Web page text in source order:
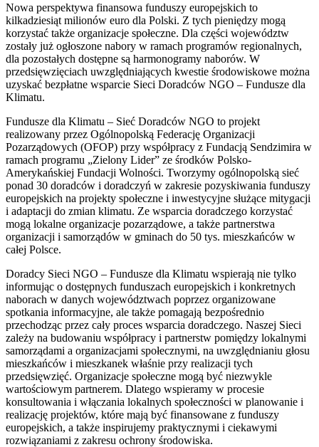
Nowa perspektywa finansowa funduszy europejskich to
kilkadziesiąt milionów euro dla Polski. Z tych pieniędzy mogą
korzystać także organizacje społeczne. Dla części województw
zostały już ogłoszone nabory w ramach programów regionalnych,
dla pozostałych dostępne są harmonogramy naborów. W
przedsięwzięciach uwzględniających kwestie środowiskowe można
uzyskać bezpłatne wsparcie Sieci Doradców NGO – Fundusze dla
Klimatu.
Fundusze dla Klimatu – Sieć Doradców NGO to projekt
realizowany przez Ogólnopolską Federację Organizacji
Pozarządowych (OFOP) przy współpracy z Fundacją Sendzimira w
ramach programu „Zielony Lider” ze środków Polsko-
Amerykańskiej Fundacji Wolności. Tworzymy ogólnopolską sieć
ponad 30 doradców i doradczyń w zakresie pozyskiwania funduszy
europejskich na projekty społeczne i inwestycyjne służące mitygacji
i adaptacji do zmian klimatu. Ze wsparcia doradczego korzystać
mogą lokalne organizacje pozarządowe, a także partnerstwa
organizacji i samorządów w gminach do 50 tys. mieszkańców w
całej Polsce.
Doradcy Sieci NGO – Fundusze dla Klimatu wspierają nie tylko
informując o dostępnych funduszach europejskich i konkretnych
naborach w danych województwach poprzez organizowane
spotkania informacyjne, ale także pomagają bezpośrednio
przechodząc przez cały proces wsparcia doradczego. Naszej Sieci
zależy na budowaniu współpracy i partnerstw pomiędzy lokalnymi
samorządami a organizacjami społecznymi, na uwzględnianiu głosu
mieszkańców i mieszkanek właśnie przy realizacji tych
przedsięwzięć. Organizacje społeczne mogą być niezwykle
wartościowym partnerem. Dlatego wspieramy w procesie
konsultowania i włączania lokalnych społeczności w planowanie i
realizację projektów, które mają być finansowane z funduszy
europejskich, a także inspirujemy praktycznymi i ciekawymi
rozwiązaniami z zakresu ochrony środowiska.